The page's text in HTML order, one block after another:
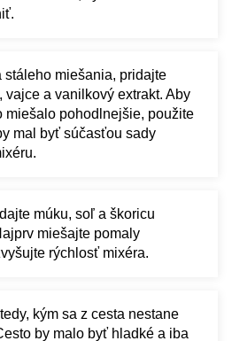
stáleho miešania, pridajte
vajce a vanilkový extrakt. Aby
miešalo pohodlnejšie, použite
mal byť súčasťou sady
múku, soľ a škoricu
miešajte pomaly
rýchlosť mixéra.
kým sa z cesta nestane
by malo byť hladké a iba